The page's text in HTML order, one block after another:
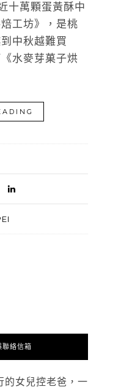
十萬顆蛋黃酥中
工坊》，是桃
中秋越難買
水麥芽菓子烘
聯絡信箱
的女兒控老爸，一